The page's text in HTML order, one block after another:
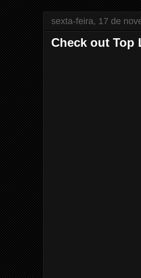
sexta-feira, 17 de
Check out Top